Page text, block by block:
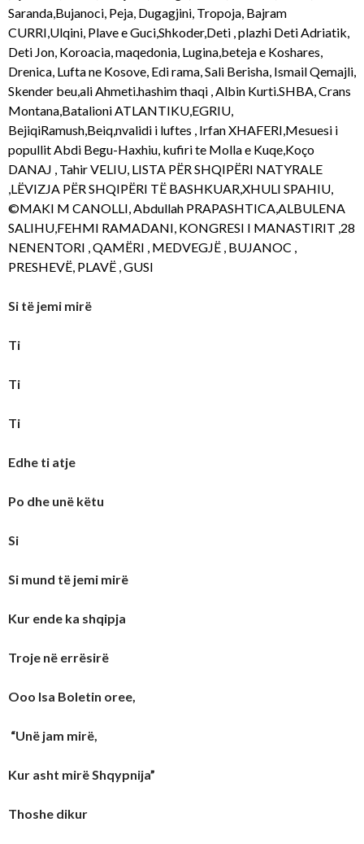
Si të jemi mirë
Ti
Ti
Ti
Edhe ti atje
Po dhe unë këtu
Si
Si mund të jemi mirë
Kur ende ka shqipja
Troje në errësirë
Ooo Isa Boletin oree,
“Unë jam mirë,
Kur asht mirë Shqypnija”
Thoshe dikur